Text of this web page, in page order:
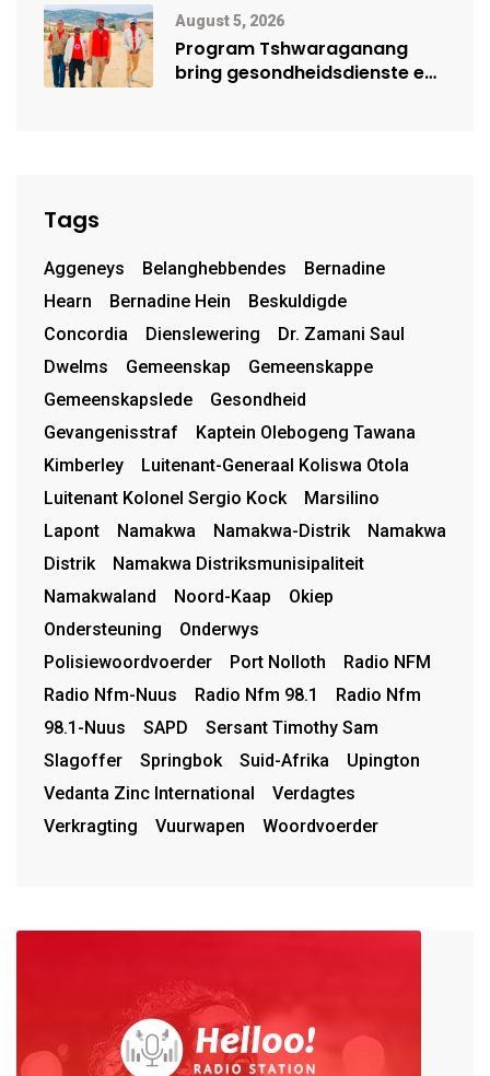
Mensehandel
August 5, 2026
Program Tshwaraganang
bring gesondheidsdienste en
Tags
Aggeneys Belanghebbendes
Bernadine
Hearn
Bernadine Hein
Beskuldigde
Concordia
Dienslewering
Dr. Zamani Saul
Dwelms
Gemeenskap
Gemeenskappe
Gemeenskapslede
Gesondheid
Gevangenisstraf
Kaptein Olebogeng Tawana
Kimberley
Luitenant-Generaal Koliswa Otola
Luitenant Kolonel Sergio Kock
Marsilino
Lapont
Namakwa Namakwa-Distrik
Namakwa
Distrik
Namakwa Distriksmunisipaliteit
Namakwaland
Noord-Kaap
Okiep
Ondersteuning
Onderwys
Polisiewoordvoerder
Port Nolloth
Radio NFM
Radio Nfm-Nuus
Radio Nfm 98.1
Radio Nfm
98.1-Nuus
SAPD
Sersant Timothy Sam
Slagoffer
Springbok Suid-Afrika
Upington
Vedanta Zinc International
Verdagtes
Verkragting
Vuurwapen Woordvoerder